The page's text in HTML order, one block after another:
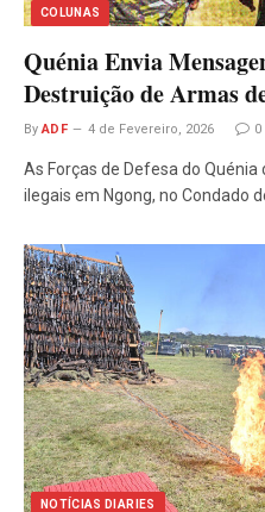
COLUNAS
Quénia Envia
Destruição de Armas
By ADF 4 de Fevereiro, 2026 0
As Forças de Defesa do
ilegais em Ngong, no Condado
NOTÍCIAS DIARIES